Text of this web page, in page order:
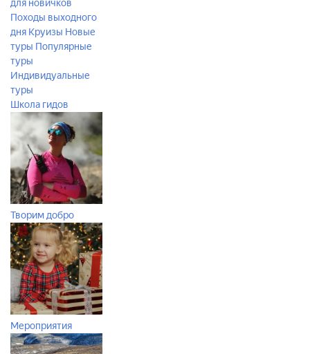
для новичков
Походы выходного
дня Круизы Новые
туры Популярные
туры
Индивидуальные
туры
Школа гидов
Творим добро
Мероприятия